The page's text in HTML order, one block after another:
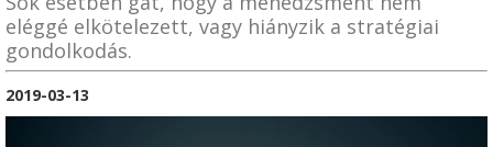
eléggé elkötelezett, vagy hiányzik a stratégiai
gondolkodás.
2019-03-13